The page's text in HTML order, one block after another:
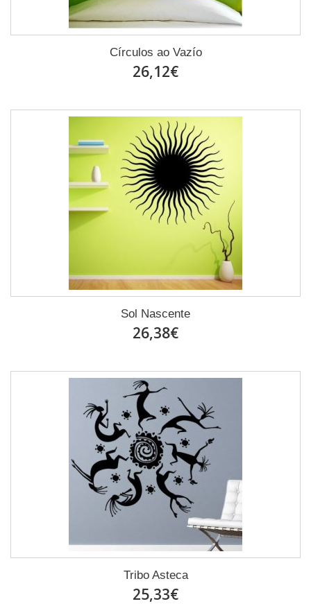
Círculos ao Vazío
26,12€
Sol Nascente
26,38€
Tribo Asteca
25,33€